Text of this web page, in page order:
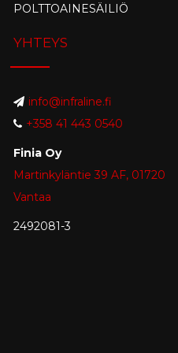
POLTTOAINESÄILIÖ
YHTEYS
info@infraline.fi
+358 41 443 0540
Finia Oy
Martinkyläntie 39 AF, 01720
Vantaa
2492081-3